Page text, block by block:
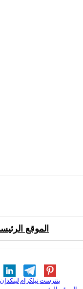
الموقع
لينكدإن تيلكرامبنترست